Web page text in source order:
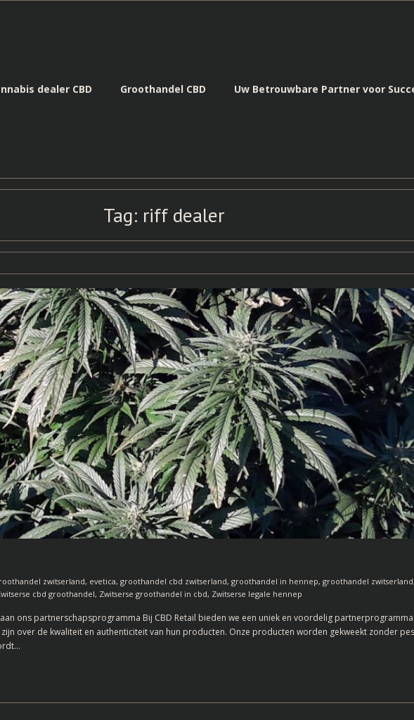
dealer CBD Groothandel CBD Uw Betrouwbare Partner voor
Tag: riff dealer
zwitserland, evetica, groothandel cbd zwitserland, groothandel in hennep, groothandel zwitserland,
cbd groothandel, Zwitserse groothandel in cbd, Zwitserse legale hennep
ons partnerschapsprogramma Bij CBD Retail bieden we een uniek en voordelig
over de kwaliteit en authenticiteit van hun producten. Onze producten worden gekweekt zonder